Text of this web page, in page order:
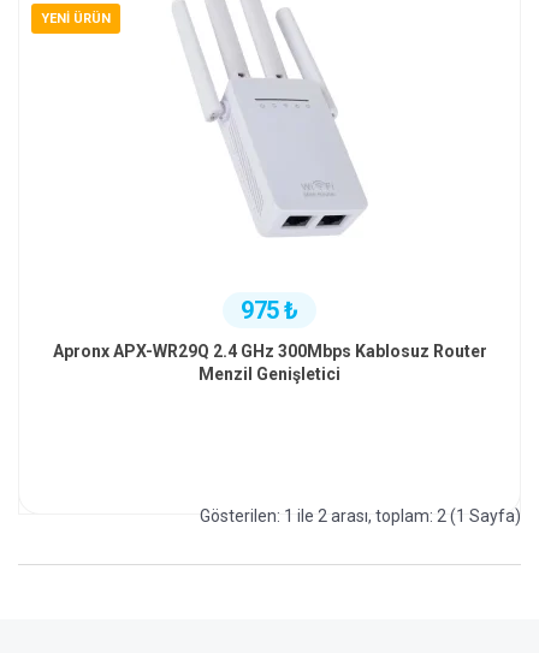
YENI ÜRÜN
975 ₺
Apronx APX-WR29Q 2.4 GHz 300Mbps Kablosuz Router
Menzil Genişletici
Gösterilen: 1 ile 2 arası, toplam: 2 (1 Sayfa)